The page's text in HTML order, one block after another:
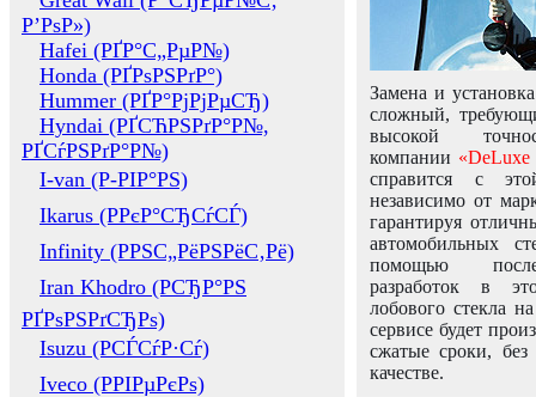
Р’РѕР»)
Hafei (РҐР°С„РµР№)
Honda (РҐРѕРЅРґР°)
Hummer (РҐР°РјРјРµСЂ)
Hyndai (РҐСЋРЅРґР°Р№,
РҐСѓРЅРґР°Р№)
I-van (Р-РІР°РЅ)
Ikarus (РРєР°СЂСѓСЃ)
Infinity (РРЅС„РёРЅРёС‚Рё)
Iran Khodro (РСЂР°РЅ
РҐРѕРЅРґСЂРѕ)
Isuzu (РСЃСѓР·Сѓ)
Iveco (РРІРµРєРѕ)
Замена и
сложный,
высокой
компании «DeLuxe
справится с
независимо от
гарантируя
автомобильных
помощью
разработок в
лобового стекла
сервисе будет
сжатые сроки,
качестве.